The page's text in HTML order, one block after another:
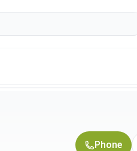
Phone